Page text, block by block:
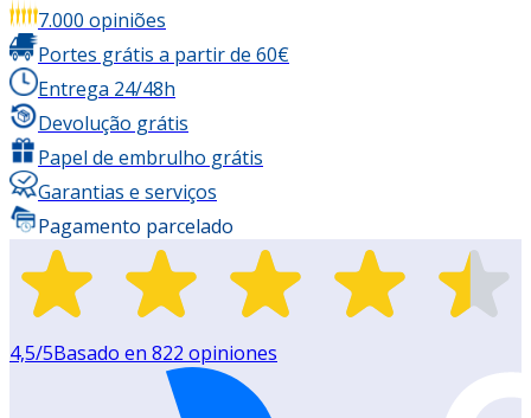
7.000 opiniões
Portes grátis a partir de 60€
Entrega 24/48h
Devolução grátis
Papel de embrulho grátis
Garantias e serviços
Pagamento parcelado
4,5/5Basado en 822 opiniones